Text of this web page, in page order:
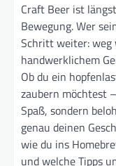
Craft Beer ist
Bewegung. Wer
Schritt weiter: weg
handwerklichem
Ob du ein
zaubern möchtest
Spaß, sondern
genau deinen
wie du ins
und welche Tipps